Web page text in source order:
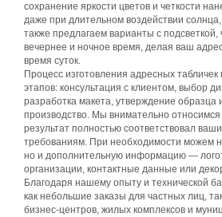
сохранение яркости цветов и четкости
даже при длительном воздействии
также предлагаем варианты с
вечернее и ночное время, делая ваш
время суток.
Процесс изготовления адресных табличек
этапов: консультация с клиентом, выбор
разработка макета, утверждение образца
производство. Мы внимательно
результат полностью соответствовал
требованиям. При необходимости можем
но и дополнительную информацию —
организации, контактные данные или
Благодаря нашему опыту и технической
как небольшие заказы для частных лиц,
бизнес-центров, жилых комплексов и